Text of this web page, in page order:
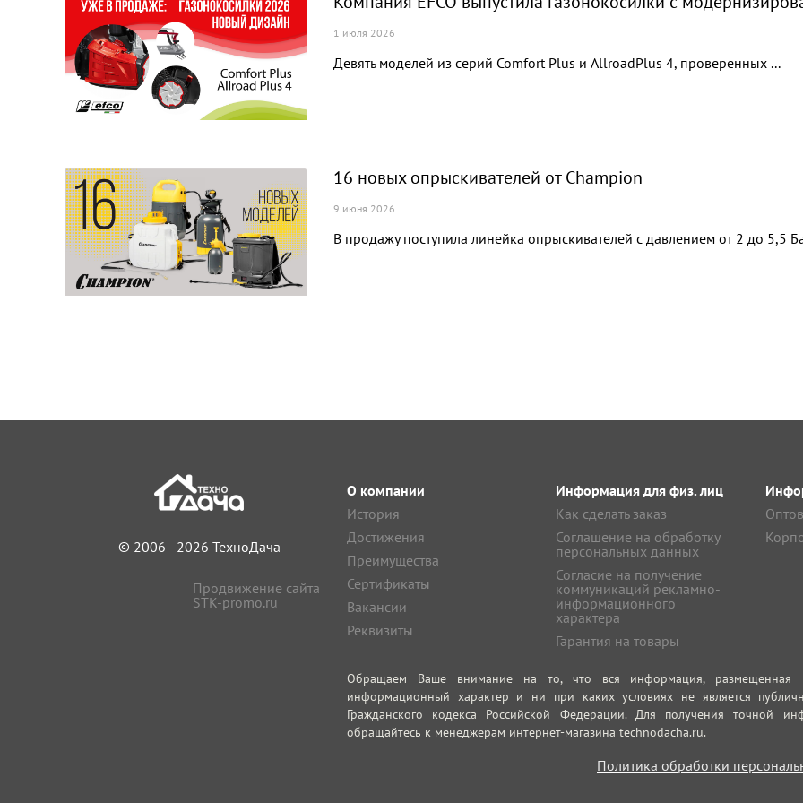
1 июля 2026
Девять моделей из серий Comfort Plus и AllroadPlus 4, проверенных ...
16 новых опрыскивателей от Champion
9 июня 2026
В продажу поступила линейка опрыскивателей с давлением от 2 до 5,5
© 2006 - 2026 ТехноДача
Продвижение сайта
STK-promo.ru
О компании
История
Достижения
Преимущества
Сертификаты
Вакансии
Реквизиты
Информация для физ. лиц
Как сделать заказ
Соглашение на обработку
персональных данных
Согласие на получение
коммуникаций рекламно-
информационного
характера
Гарантия на товары
Обращаем Ваше внимание на то, что вся информация, размещенная
информационный характер и ни при каких условиях не является
Гражданского кодекса Российской Федерации. Для получения точной
обращайтесь к менеджерам интернет-магазина technodacha.ru.
Политика обработки